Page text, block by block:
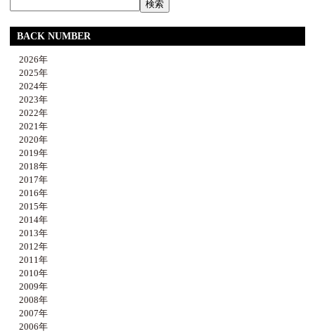
BACK NUMBER
2026年
2025年
2024年
2023年
2022年
2021年
2020年
2019年
2018年
2017年
2016年
2015年
2014年
2013年
2012年
2011年
2010年
2009年
2008年
2007年
2006年